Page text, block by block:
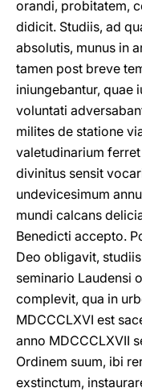
orandi, probitatem,
didicit. Studiis, ad
absolutis, munus in
tamen post breve
iniungebantur, quae
voluntati
milites de statione
valetudinarium
divinitus sensit
undevicesimum
mundi calcans
Benedicti accepto.
Deo obligavit,
seminario Laudensi
complevit, qua in
MDCCCLXVI est
anno MDCCCLXVII
Ordinem suum, ibi
exstinctum,